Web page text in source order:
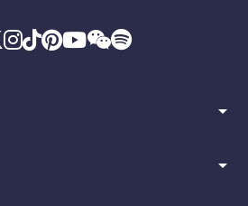
arrow_drop_down
arrow_drop_down